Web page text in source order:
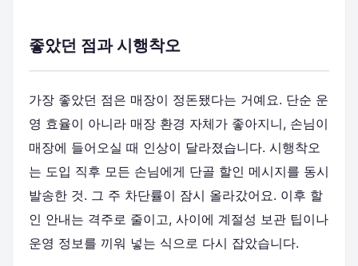
좋았던 점과 시행착오
가장 좋았던 점은 매장이 정돈됐다는 거예요. 단순 운
영 효율이 아니라 매장 환경 자체가 좋아지니, 손님이
매장에 들어오실 때 인상이 달라졌습니다. 시행착오
는 도입 직후 모든 손님에게 단골 할인 메시지를 동시
발송한 것. 그 주 차단률이 잠시 올라갔어요. 이후 할
인 안내는 격주로 줄이고, 사이에 계절성 보관 팁이나
운영 정보를 끼워 넣는 식으로 다시 잡았습니다.